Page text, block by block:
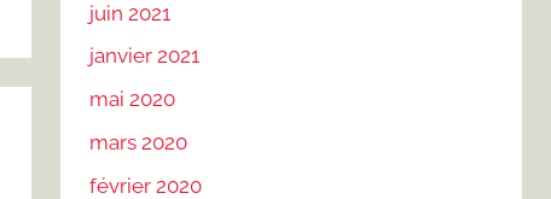
juin 2021
janvier 2021
mai 2020
mars 2020
février 2020